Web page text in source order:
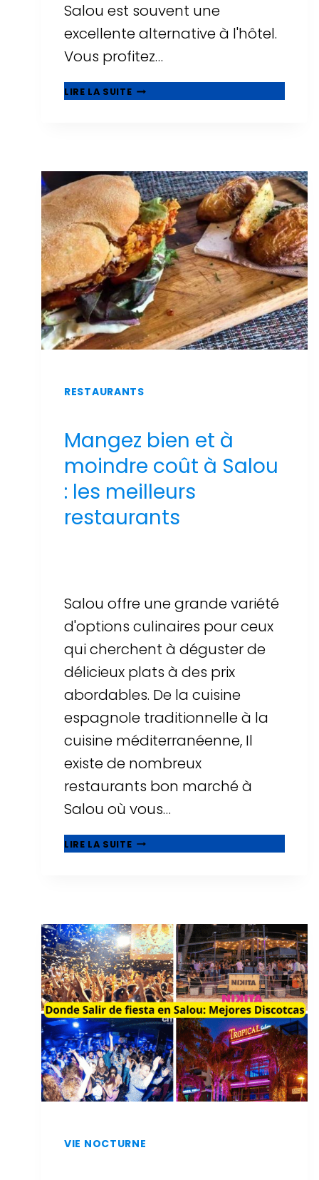
Salou est souvent une
excellente alternative à l'hôtel.
Vous profitez…
LIRE LA SUITE▷
LES
SALOU
:
APPARTEMENTS
AVEC
PISCINE
ET
VUE
SUR
MER
RESTAURANTS
Mangez bien et à
moindre coût à Salou
: les meilleurs
restaurants
Salou offre une grande variété
d'options culinaires pour ceux
qui cherchent à déguster de
délicieux plats à des prix
abordables. De la cuisine
espagnole traditionnelle à la
cuisine méditerranéenne, Il
existe de nombreux
restaurants bon marché à
Salou où vous…
LIRE LA SUITEMANGEZ
BIEN
À
SALOU
:
LES
MEILLEURS
RESTAURANTS
VIE NOCTURNE